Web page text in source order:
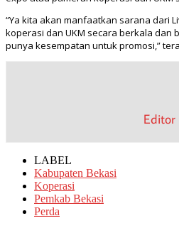
“Ya kita akan manfaatkan sarana dari
koperasi dan UKM secara berkala dan
punya kesempatan untuk promosi,”
Editor
LABEL
Kabupaten Bekasi
Koperasi
Pemkab Bekasi
Perda